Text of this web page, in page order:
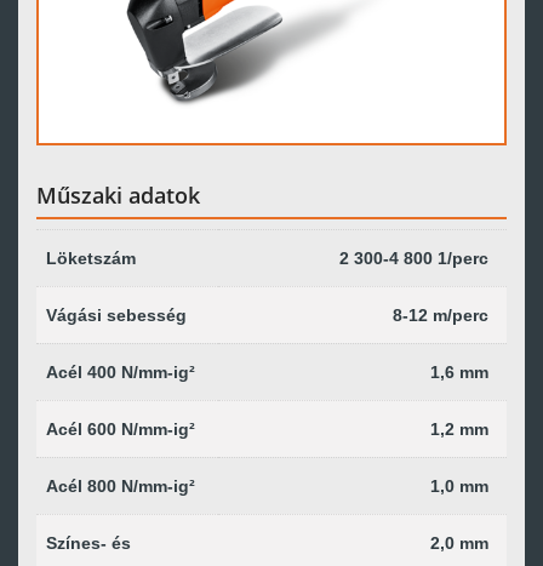
Műszaki adatok
Löketszám 2 300-4 800 1/perc
Vágási sebesség 8-12 m/perc
Acél 400 N/mm-ig² 1,6 mm
Acél 600 N/mm-ig² 1,2 mm
Acél 800 N/mm-ig² 1,0 mm
Színes- és
2,0 mm